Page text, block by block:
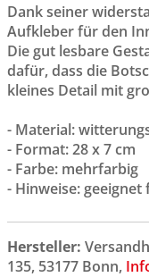
Dank seiner
Aufkleber für den
Die gut lesbare
dafür, dass die
kleines Detail mit
- Material:
- Format: 28 x 7 cm
- Farbe: mehrfarbig
- Hinweise:
Hersteller:
135, 53177 Bonn,